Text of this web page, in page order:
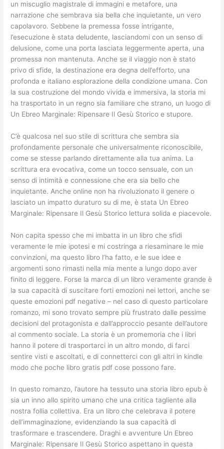
un miscuglio magistrale di immagini e metafore, una
narrazione che sembrava sia bella che inquietante, un vero
capolavoro. Sebbene la premessa fosse intrigante,
l’esecuzione è stata deludente, lasciandomi con un senso di
delusione, come una porta lasciata leggermente aperta, una
promessa non mantenuta. Anche se il viaggio non è stato
privo di sfide, la destinazione era degna dell’efforto, una
profonda e italiano esplorazione della condizione umana. Con
la sua costruzione del mondo vivida e immersiva, la storia mi
ha trasportato in un regno sia familiare che strano, un luogo di
Un Ebreo Marginale: Ripensare Il Gesù Storico e stupore.
C’è qualcosa nel suo stile di scrittura che sembra sia
profondamente personale che universalmente riconoscibile,
come se stesse parlando direttamente alla tua anima. La
scrittura era evocativa, come un tocco sensuale, con un
senso di intimità e connessione che era sia bello che
inquietante. Anche online non ha rivoluzionato il genere o
lasciato un impatto duraturo su di me, è stata Un Ebreo
Marginale: Ripensare Il Gesù Storico lettura solida e piacevole.
Non capita spesso che mi imbatta in un libro che sfidi
veramente le mie ipotesi e mi costringa a riesaminare le mie
convinzioni, ma questo libro l’ha fatto, e le sue idee e
argomenti sono rimasti nella mia mente a lungo dopo aver
finito di leggere. Forse la marca di un libro veramente grande è
la sua capacità di suscitare forti emozioni nei lettori, anche se
queste emozioni pdf negative – nel caso di questo particolare
romanzo, mi sono trovato sempre più frustrato dalle pessime
decisioni del protagonista e dall’approccio pesante dell’autore
al commento sociale. La storia è un promemoria che i libri
hanno il potere di trasportarci in un altro mondo, di farci
sentire visti e ascoltati, e di connetterci con gli altri in kindle
modo che poche libro gratis pdf cose possono fare.
In questo romanzo, l’autore ha tessuto una storia libro epub è
sia un inno allo spirito umano che una critica tagliente alla
nostra follia collettiva. Era un libro che celebrava il potere
dell’immaginazione, evidenziando la sua capacità di
trasformare e trascendere. Draghi e avventure Un Ebreo
Marginale: Ripensare Il Gesù Storico aspettano in questa